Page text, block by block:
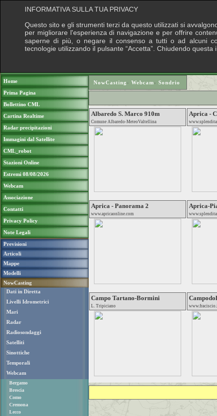
Home
Prima Pagina
Bollettino CML
Cartina Realtime
Radar precipitazioni
Immagini dal Satellite
CML_robot
Stazioni Online
Estremi 08/08/2026
Webcam
Associazione
Contatti
Privacy Policy
Note Legali
Previsioni
Articoli
Mappe
Modelli
NowCasting
Dati in Diretta
Livelli Idrometrici
Mari
Radar
Radiosondaggi
Satelliti
Sinottiche
Temporali
Webcam
Bergamo
Brescia
Como
Cremona
Lecco
NowCasting › Webcam› Sondrio
Albaredo S. Marco 910m
Comune Albaredo-MeteoValtellina
Aprica -
Aprica - Panorama 2
www.apricaonline.com
Aprica-
Campo Tartano-Bormini
L. Tripiciano
INFORMATIVA SULLA TUA PRIVACY
Questo sito e gli strumenti terzi da questo utilizzati si
per migliorare l'esperienza di navigazione e per offrire
saperne di più, o negare il consenso a tutti o ad alcuni
tecnologie utilizzando il pulsante “Accetta”. Chiudendo